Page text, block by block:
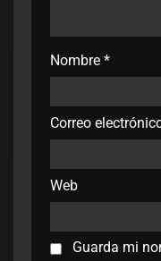
Nombre *
Correo
Web
Guarda mi